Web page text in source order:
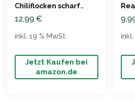
Chiliflocken scharf
250g
12,99 €
Jetzt Kaufen bei
amazon.de
inkl. 19 % MwSt. inkl.